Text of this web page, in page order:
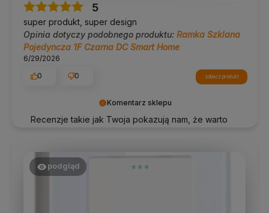
Komentarz sklepu
Recenzje takie jak Twoja pokazują nam, że warto
5
super produkt, super design
Opinia dotyczy podobnego produktu: Ramka Szklana
Pojedyncza 1F Czarna DC Smart Home
6/29/2026
0
0 zobacz produkt
podgląd